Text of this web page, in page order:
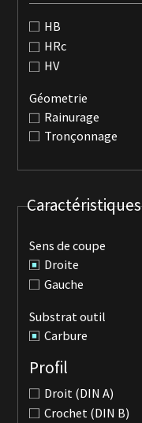
HB
HRc
HV
Géometrie
Rainurage
Tronçonnage
Caractéristiques
Sens de coupe
Droite
Gauche
Substrat outil
Carbure
Profil
Droit (DIN A)
Crochet (DIN B)